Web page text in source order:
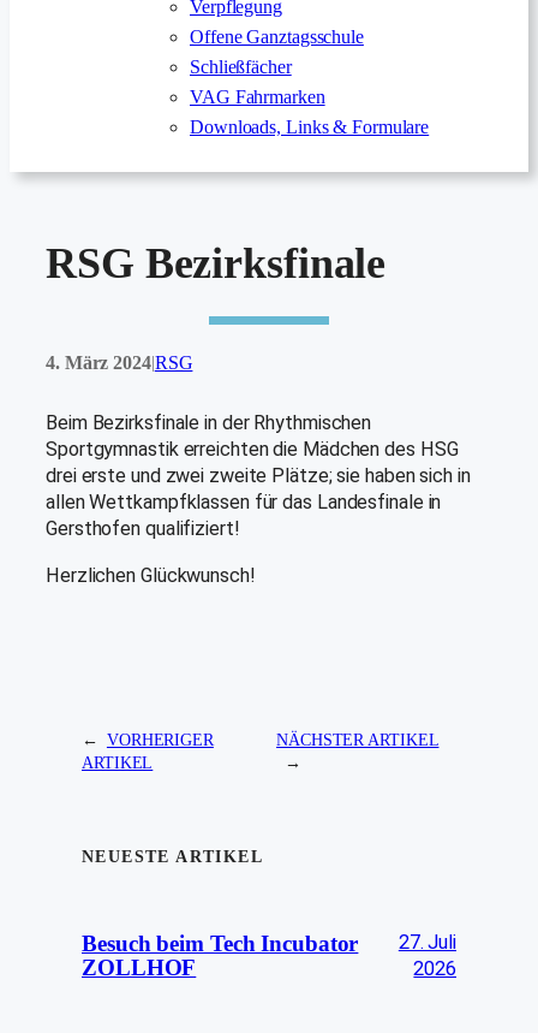
Verpflegung
Offene Ganztagsschule
Schließfächer
VAG Fahrmarken
Downloads, Links & Formulare
RSG Bezirksfinale
4. März 2024| RSG
Beim Bezirksfinale in der Rhythmischen
Sportgymnastik erreichten die Mädchen des HSG
drei erste und zwei zweite Plätze; sie haben sich in
allen Wettkampfklassen für das Landesfinale in
Gersthofen qualifiziert!
Herzlichen Glückwunsch!
← VORHERIGER
ARTIKEL
NÄCHSTER ARTIKEL
→
NEUESTE ARTIKEL
Besuch beim Tech Incubator
ZOLLHOF
27. Juli
2026